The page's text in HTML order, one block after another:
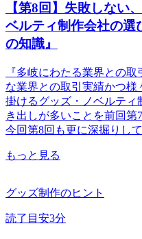
【第8回】失敗しない
ベルティ制作会社の選
の知識』
『多岐にわたる業界との
な業界との取引実績かつ
掛けるグッズ・ノベルティ
き出しが多いことを前回第
今回第8回も更に深掘りし
もっと見る
グッズ制作のヒント
読了目安3分